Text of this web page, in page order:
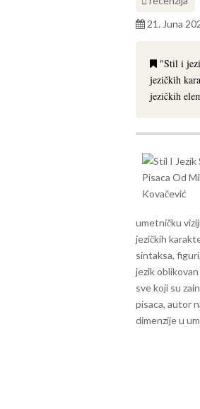
21. Juna
"Stil i
jezičkih
jezičkih
umetničku
jezičkih
sintaksa,
jezik
sve koji su
pisaca, autor
dimenzije u